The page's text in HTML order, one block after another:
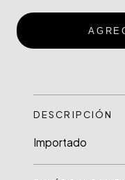
DESCRIPCIÓN
Importado